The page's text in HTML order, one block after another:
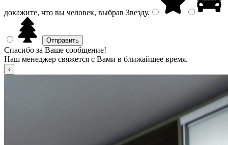
докажите, что вы человек, выбрав Звезду.
Спасибо за Ваше сообщение!
Наш менеджер свяжется с Вами в ближайшее время.